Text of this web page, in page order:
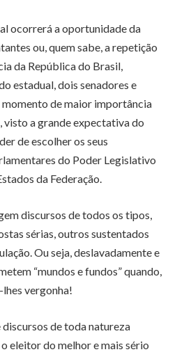
ocorrerá a oportunidade da
ou, quem sabe, a repetição
da República do Brasil,
estadual, dois senadores e
de maior importância
a grande expectativa do
de escolher os seus
do Poder Legislativo
da Federação.
discursos de todos os tipos,
sérias, outros sustentados
Ou seja, deslavadamente e
“mundos e fundos” quando,
vergonha!
discursos de toda natureza
eleitor do melhor e mais sério